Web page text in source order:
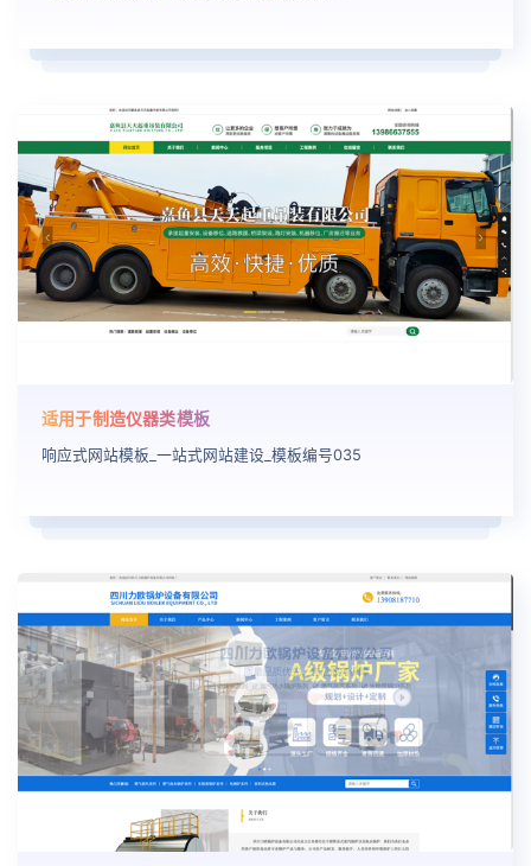
适用于制造仪器类模板
响应式网站模板_一站式网站建设_模板编号035